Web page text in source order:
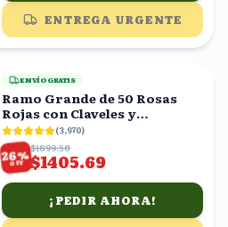
ENTREGA URGENTE
ENVÍO GRATIS
Ramo Grande de 50 Rosas
Rojas con Claveles y
Eucalipto
(3,970)
26%
OFF
$1899.58
$1405.69
¡PEDIR AHORA!